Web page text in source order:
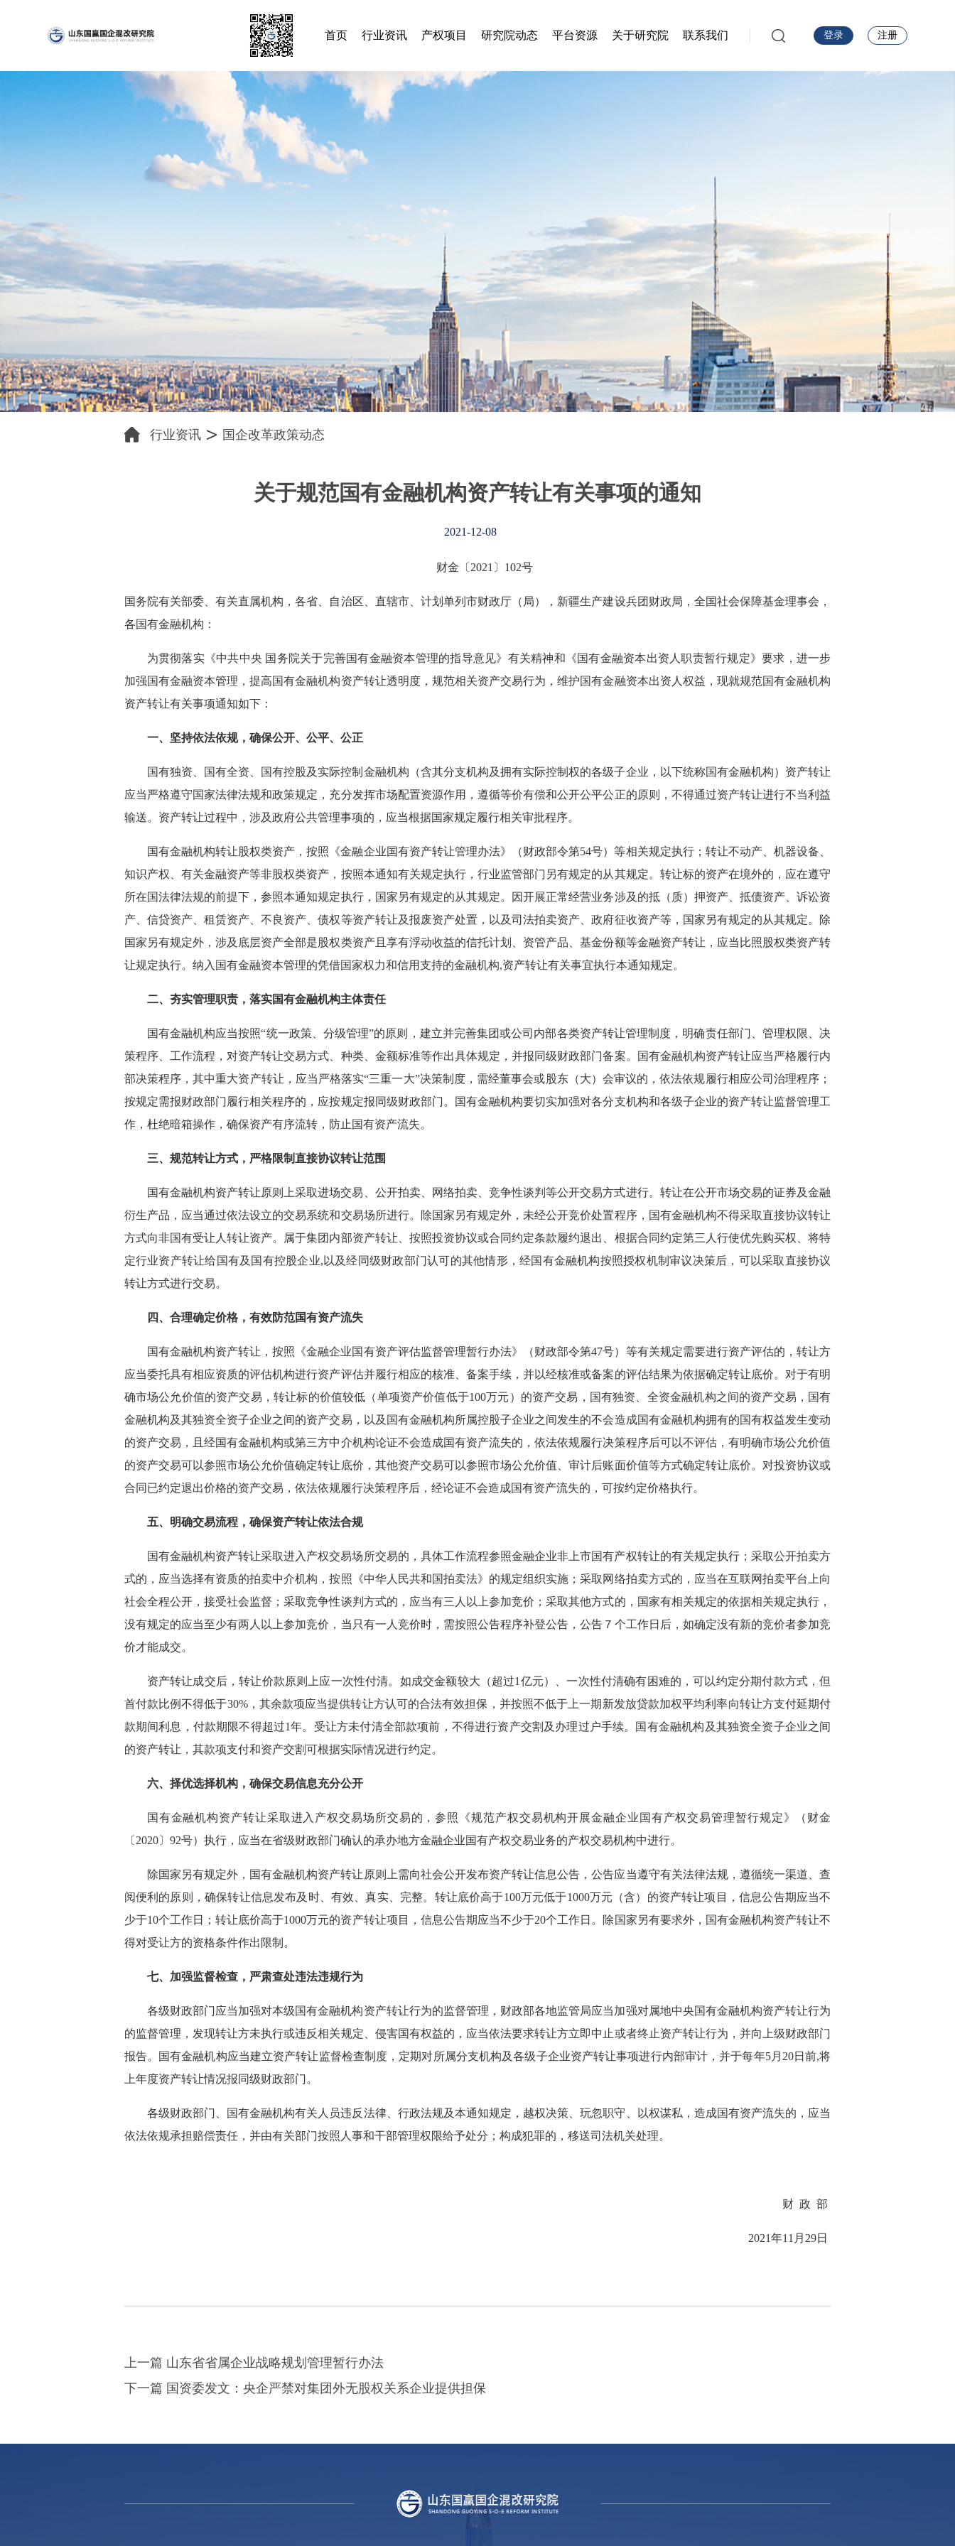
首页 行业资讯 产权项目 研究院动态 平台资源 关于研究院 联系我们 登录 注册
行业资讯 国企改革政策动态
关于规范国有金融机构资产转让有关事项的通知
2021-12-08
财金〔2021〕102号
国务院有关部委、有关直属机构，各省、自治区、直辖市、计划单列市财政厅（局），新疆生产建设兵团财政局，全国社会保障基金理事会，
各国有金融机构：
为贯彻落实《中共中央 国务院关于完善国有金融资本管理的指导意见》有关精神和《国有金融资本出资人职责暂行规定》要求，进一步
加强国有金融资本管理，提高国有金融机构资产转让透明度，规范相关资产交易行为，维护国有金融资本出资人权益，现就规范国有金融机构
资产转让有关事项通知如下：
一、坚持依法依规，确保公开、公平、公正
国有独资、国有全资、国有控股及实际控制金融机构（含其分支机构及拥有实际控制权的各级子企业，以下统称国有金融机构）资产转让
应当严格遵守国家法律法规和政策规定，充分发挥市场配置资源作用，遵循等价有偿和公开公平公正的原则，不得通过资产转让进行不当利益
输送。资产转让过程中，涉及政府公共管理事项的，应当根据国家规定履行相关审批程序。
国有金融机构转让股权类资产，按照《金融企业国有资产转让管理办法》（财政部令第54号）等相关规定执行；转让不动产、机器设备、
知识产权、有关金融资产等非股权类资产，按照本通知有关规定执行，行业监管部门另有规定的从其规定。转让标的资产在境外的，应在遵守
所在国法律法规的前提下，参照本通知规定执行，国家另有规定的从其规定。因开展正常经营业务涉及的抵（质）押资产、抵债资产、诉讼资
产、信贷资产、租赁资产、不良资产、债权等资产转让及报废资产处置，以及司法拍卖资产、政府征收资产等，国家另有规定的从其规定。除
国家另有规定外，涉及底层资产全部是股权类资产且享有浮动收益的信托计划、资管产品、基金份额等金融资产转让，应当比照股权类资产转
让规定执行。纳入国有金融资本管理的凭借国家权力和信用支持的金融机构,资产转让有关事宜执行本通知规定。
二、夯实管理职责，落实国有金融机构主体责任
国有金融机构应当按照“统一政策、分级管理”的原则，建立并完善集团或公司内部各类资产转让管理制度，明确责任部门、管理权限、决
策程序、工作流程，对资产转让交易方式、种类、金额标准等作出具体规定，并报同级财政部门备案。国有金融机构资产转让应当严格履行内
部决策程序，其中重大资产转让，应当严格落实“三重一大”决策制度，需经董事会或股东（大）会审议的，依法依规履行相应公司治理程序；
按规定需报财政部门履行相关程序的，应按规定报同级财政部门。国有金融机构要切实加强对各分支机构和各级子企业的资产转让监督管理工
作，杜绝暗箱操作，确保资产有序流转，防止国有资产流失。
三、规范转让方式，严格限制直接协议转让范围
国有金融机构资产转让原则上采取进场交易、公开拍卖、网络拍卖、竞争性谈判等公开交易方式进行。转让在公开市场交易的证券及金融
衍生产品，应当通过依法设立的交易系统和交易场所进行。除国家另有规定外，未经公开竞价处置程序，国有金融机构不得采取直接协议转让
方式向非国有受让人转让资产。属于集团内部资产转让、按照投资协议或合同约定条款履约退出、根据合同约定第三人行使优先购买权、将特
定行业资产转让给国有及国有控股企业,以及经同级财政部门认可的其他情形，经国有金融机构按照授权机制审议决策后，可以采取直接协议
转让方式进行交易。
四、合理确定价格，有效防范国有资产流失
国有金融机构资产转让，按照《金融企业国有资产评估监督管理暂行办法》（财政部令第47号）等有关规定需要进行资产评估的，转让方
应当委托具有相应资质的评估机构进行资产评估并履行相应的核准、备案手续，并以经核准或备案的评估结果为依据确定转让底价。对于有明
确市场公允价值的资产交易，转让标的价值较低（单项资产价值低于100万元）的资产交易，国有独资、全资金融机构之间的资产交易，国有
金融机构及其独资全资子企业之间的资产交易，以及国有金融机构所属控股子企业之间发生的不会造成国有金融机构拥有的国有权益发生变动
的资产交易，且经国有金融机构或第三方中介机构论证不会造成国有资产流失的，依法依规履行决策程序后可以不评估，有明确市场公允价值
的资产交易可以参照市场公允价值确定转让底价，其他资产交易可以参照市场公允价值、审计后账面价值等方式确定转让底价。对投资协议或
合同已约定退出价格的资产交易，依法依规履行决策程序后，经论证不会造成国有资产流失的，可按约定价格执行。
五、明确交易流程，确保资产转让依法合规
国有金融机构资产转让采取进入产权交易场所交易的，具体工作流程参照金融企业非上市国有产权转让的有关规定执行；采取公开拍卖方
式的，应当选择有资质的拍卖中介机构，按照《中华人民共和国拍卖法》的规定组织实施；采取网络拍卖方式的，应当在互联网拍卖平台上向
社会全程公开，接受社会监督；采取竞争性谈判方式的，应当有三人以上参加竞价；采取其他方式的，国家有相关规定的依据相关规定执行，
没有规定的应当至少有两人以上参加竞价，当只有一人竞价时，需按照公告程序补登公告，公告７个工作日后，如确定没有新的竞价者参加竞
价才能成交。
资产转让成交后，转让价款原则上应一次性付清。如成交金额较大（超过1亿元）、一次性付清确有困难的，可以约定分期付款方式，但
首付款比例不得低于30%，其余款项应当提供转让方认可的合法有效担保，并按照不低于上一期新发放贷款加权平均利率向转让方支付延期付
款期间利息，付款期限不得超过1年。受让方未付清全部款项前，不得进行资产交割及办理过户手续。国有金融机构及其独资全资子企业之间
的资产转让，其款项支付和资产交割可根据实际情况进行约定。
六、择优选择机构，确保交易信息充分公开
国有金融机构资产转让采取进入产权交易场所交易的，参照《规范产权交易机构开展金融企业国有产权交易管理暂行规定》（财金
〔2020〕92号）执行，应当在省级财政部门确认的承办地方金融企业国有产权交易业务的产权交易机构中进行。
除国家另有规定外，国有金融机构资产转让原则上需向社会公开发布资产转让信息公告，公告应当遵守有关法律法规，遵循统一渠道、查
阅便利的原则，确保转让信息发布及时、有效、真实、完整。转让底价高于100万元低于1000万元（含）的资产转让项目，信息公告期应当不
少于10个工作日；转让底价高于1000万元的资产转让项目，信息公告期应当不少于20个工作日。除国家另有要求外，国有金融机构资产转让不
得对受让方的资格条件作出限制。
七、加强监督检查，严肃查处违法违规行为
各级财政部门应当加强对本级国有金融机构资产转让行为的监督管理，财政部各地监管局应当加强对属地中央国有金融机构资产转让行为
的监督管理，发现转让方未执行或违反相关规定、侵害国有权益的，应当依法要求转让方立即中止或者终止资产转让行为，并向上级财政部门
报告。国有金融机构应当建立资产转让监督检查制度，定期对所属分支机构及各级子企业资产转让事项进行内部审计，并于每年5月20日前,将
上年度资产转让情况报同级财政部门。
各级财政部门、国有金融机构有关人员违反法律、行政法规及本通知规定，越权决策、玩忽职守、以权谋私，造成国有资产流失的，应当
依法依规承担赔偿责任，并由有关部门按照人事和干部管理权限给予处分；构成犯罪的，移送司法机关处理。
财 政 部
2021年11月29日
上一篇 山东省省属企业战略规划管理暂行办法
下一篇 国资委发文：央企严禁对集团外无股权关系企业提供担保